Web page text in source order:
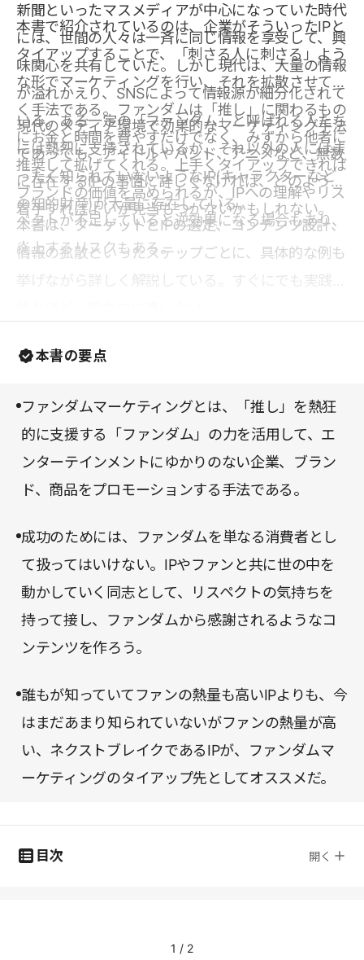
新聞といったマスメディアが中心になっていた時代
には、世間の人々は一斉に同じ情報を享受して、興
味関心を共有していた。しかし現代は、大量の情報
が溢れかえり、SNSによって情報源が細分化されて
いる。ある一定の「ファンダム」と呼ばれる人たち
には熱烈に支持されているが、それ以外の人にはま
ったく知られていないようなIP(キャラクターなど
の知的財産)が大量に存在している。
本書で紹介されているのは、企業がそういったIPと
タイアップすることで、「刺さる人に刺さる」よう
な形でマーケティングを行い、それを拡散させてい
く手法である。ファンダムは「推し」に関わるもの
にお金と時間を費やすだけでなく、みずから他者に
推奨して拡げてくれる。上手くタイアップできれば
ブランドの価値を高められるが、IPへの理解やリス
ペクトが不足していると逆効果になる場合もあり、
炎上するリスクもある。
現代のメディア環境で効果的なマーケティング手法
であっても、アイドルやバンド、アニメなど、無数
に存在するIPの事情に詳しくなければ、どのように
着手すればよいか見当もつかないかもしれない。
本書は、ターゲットとIPの選定、コンテンツ設計、
情報の拡散といったステップごとに、具体的な例も
挙げながら詳しく解説している。すぐにでも実践可
本書の要点
ファンダムマーケティングとは、「推し」を熱狂
的に支援する「ファンダム」の力を活用して、エ
ンターテインメントにゆかりのない企業、ブラン
ド、商品をプロモーションする手法である。
成功のためには、ファンダムを単なる消費者とし
て扱ってはいけない。IPやファンと共に世の中を
動かしていく同志として、リスペクトの気持ちを
持って接し、ファンダムから感謝されるようなコ
ンテンツを作ろう。
誰もが知っていてファンの熱量も高いIPよりも、今
はまだあまり知られていないがファンの熱量が高
い、ネクストブレイクであるIPが、ファンダムマ
ーケティングのタイアップ先としてオススメだ。
目次 開く
1 / 2